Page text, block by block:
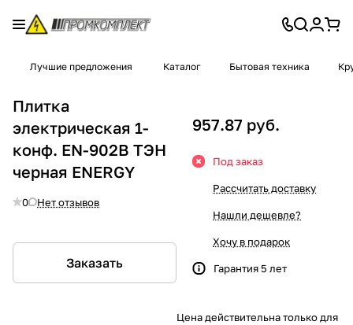
Лучшие предложения Каталог Бытовая техника
Плитка
электрическая 1-
конф. EN-902B ТЭН
черная ENERGY
0 Нет отзывов
Заказать
957.87 руб.
Под заказ
Рассчитать доставку
Нашли дешевле?
Хочу в подарок
Гарантия 5 лет
Цена действительна только для